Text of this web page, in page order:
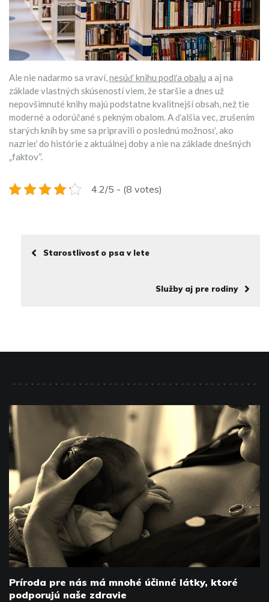
Ale nie nadarmo sa vraví, nesúď knihu podľa obalu a aj na
základe vlastných skúseností viem, že staršie a dnes už
nepovšimnuté knihy majú podstatne kvalitnejší obsah, než tie
moderné a odorúčané s pekným obalom. A ďalšia vec, zrušením
starých kníh by sme sa pripravili o poslednú možnosť, ako
nazrieť do histórie z aktuálnej doby a nie na základe dnešných
„faktov“.
4.2/5 - (8 votes)
Starostlivosť o psa v lete
Služby aj pre rodiny
Príroda pre nás má mnohé účinné látky, ktoré
podporujú naše zdravie